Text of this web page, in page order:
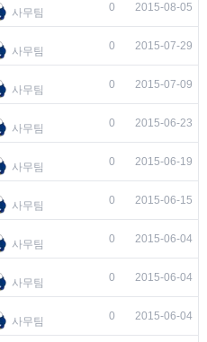
사무팀 0 2015-08-05
사무팀 0 2015-07-29
사무팀 0 2015-07-09
사무팀 0 2015-06-23
사무팀 0 2015-06-19
사무팀 0 2015-06-15
사무팀 0 2015-06-04
사무팀 0 2015-06-04
사무팀 0 2015-06-04